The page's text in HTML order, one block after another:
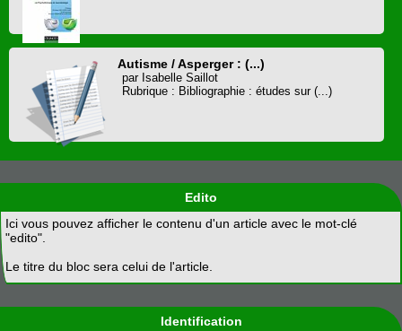
Autisme / Asperger : (...)
par Isabelle Saillot
Rubrique : Bibliographie : études sur (...)
Edito
Ici vous pouvez afficher le contenu d'un article avec le mot-clé
"edito".
Le titre du bloc sera celui de l'article.
Identification